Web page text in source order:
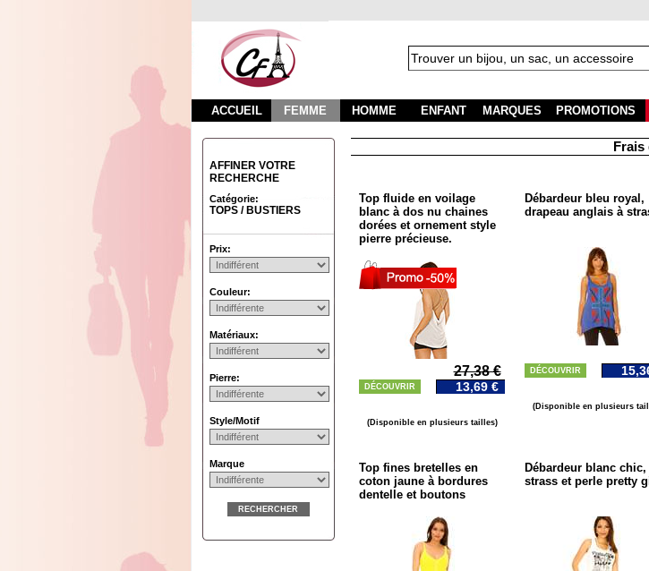
ACCUEIL FEMME HOMME ENFANT MARQUES PROMOTIONS
AFFINER VOTRE
RECHERCHE
Catégorie:
TOPS / BUSTIERS
Prix:
Couleur:
Matériaux:
Pierre:
Style/Motif
Marque
RECHERCHER
Frais
Top fluide en voilage
blanc à dos nu chaines
dorées et ornement style
pierre précieuse.
27,38 €
DÉCOUVRIR 13,69 €
(Disponible en plusieurs tailles)
Débardeur bleu royal,
drapeau anglais à
DÉCOUVRIR
(Disponible en plusieurs
Top fines bretelles en
coton jaune à bordures
dentelle et boutons
Débardeur blanc chic,
strass et perle pretty